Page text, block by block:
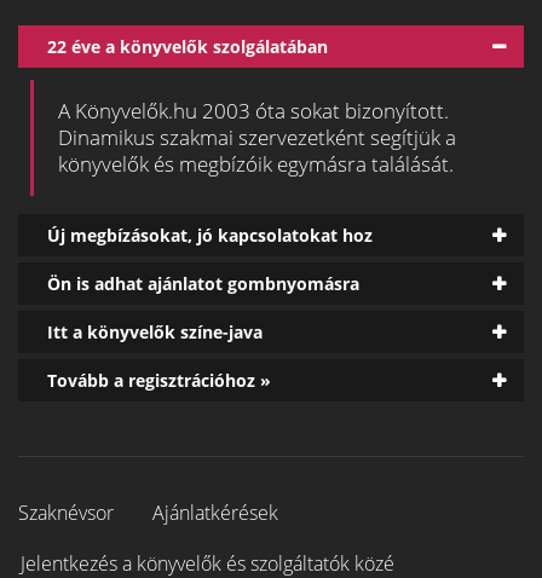
22 éve a könyvelők szolgálatában
A Könyvelők.hu 2003 óta sokat bizonyított.
Dinamikus szakmai szervezetként segítjük a
könyvelők és megbízóik egymásra találását.
Új megbízásokat, jó kapcsolatokat hoz
Ön is adhat ajánlatot gombnyomásra
Itt a könyvelők színe-java
Tovább a regisztrációhoz »
Szaknévsor
Ajánlatkérések
Jelentkezés a könyvelők és szolgáltatók közé